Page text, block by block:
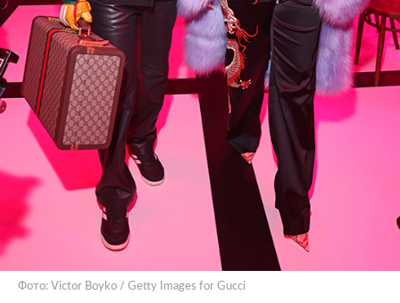
Фото: Victor Boyko / Getty Images for Gucci